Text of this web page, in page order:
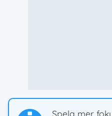
Spela mer